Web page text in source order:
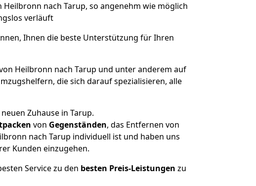
nach Tarup, so angenehm wie möglich
verläuft
Ihnen die beste Unterstützung für Ihren
Heilbronn nach Tarup und unter anderem auf
die sich darauf spezialisieren, alle
Zuhause in Tarup.
von Gegenständen, das Entfernen von
nach Tarup individuell ist und haben uns
Kunden einzugehen.
Service zu den besten Preis-Leistungen zu